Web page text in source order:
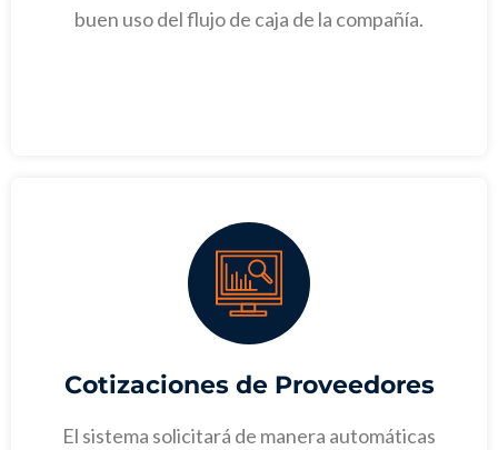
buen uso del flujo de caja de la compañía.
Cotizaciones de Proveedores
El sistema solicitará de manera automáticas